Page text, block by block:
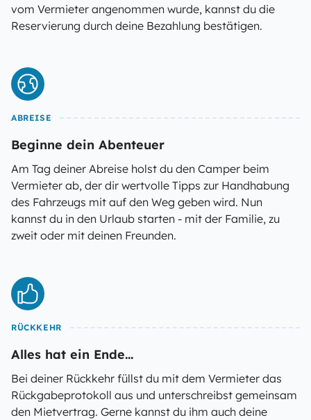
vom Vermieter angenommen wurde, kannst du die
Reservierung durch deine Bezahlung bestätigen.
ABREISE
Beginne dein Abenteuer
Am Tag deiner Abreise holst du den Camper beim
Vermieter ab, der dir wertvolle Tipps zur Handhabung
des Fahrzeugs mit auf den Weg geben wird. Nun
kannst du in den Urlaub starten - mit der Familie, zu
zweit oder mit deinen Freunden.
RÜCKKEHR
Alles hat ein Ende...
Bei deiner Rückkehr füllst du mit dem Vermieter das
Rückgabeprotokoll aus und unterschreibst gemeinsam
den Mietvertrag. Gerne kannst du ihm auch deine